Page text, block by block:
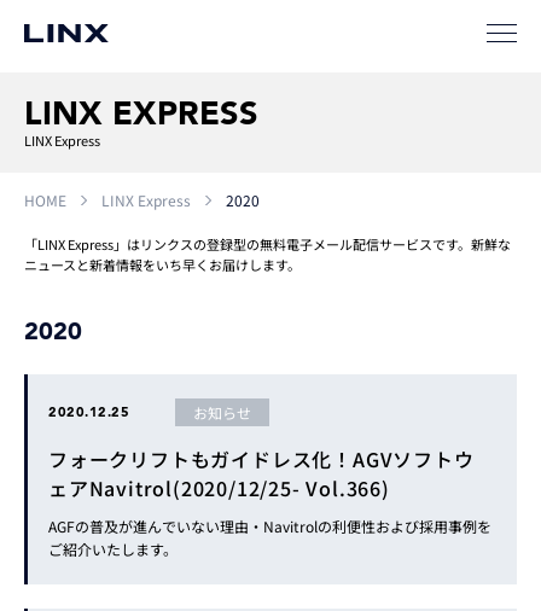
LINX EXPRESS
LINX Express
HOME LINX Express 2020
「LINX Express」はリンクスの登録型の無料電子メール配信サービスです。新鮮な
ニュースと新着情報をいち早くお届けします。
2020
2020.12.25 お知らせ
フォークリフトもガイドレス化！AGVソフトウ
ェアNavitrol(2020/12/25- Vol.366)
AGFの普及が進んでいない理由・Navitrolの利便性および採用事例を
ご紹介いたします。